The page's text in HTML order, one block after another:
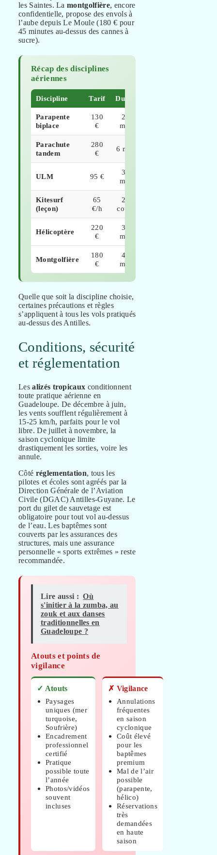
les Saintes. Lamontgolfière, encore
confidentielle, propose des envols à
l’aube depuis Le Moule (180 € pour
45 minutes au-dessus des cannes à
sucre).
Récap des disciplines
aériennes
Discipline Tarif Durée
Parapente
biplace
130
€
25
min
Parachute
tandem
280
€
6 min
ULM 95 €
30
min
Kitesurf
(leçon)
65
€/h
2h
cours
Hélicoptère
220
€
30
min
Montgolfière
180
€
45
min
Quelle que soit la discipline choisie,
certaines précautions et règles
s’appliquent à tous les vols pratiqués
au-dessus des Antilles.
Conditions, sécurité
et réglementation
Lesalizés tropicaux conditionnent
toute pratique aérienne en
Guadeloupe. De décembre à juin,
les vents soufflent régulièrement à
15-25 km/h, parfaits pour le vol
libre. De juillet à novembre, la
saison cyclonique limite
drastiquement les sorties, voire les
annule.
Côté réglementation, tous les
pilotes et écoles sont agréés par la
Direction Générale de l’Aviation
Civile (DGAC) Antilles-Guyane. Le
port du gilet de sauvetage est
obligatoire pour tout vol au-dessus
de l’eau. Les baptêmes sont
couverts par les assurances des
structures, mais une assurance
personnelle « sports extrêmes » reste
recommandée.
Lire aussi : Où
s'initier à la zumba, au
zouk et aux danses
traditionnelles en
Guadeloupe ?
Atouts et points de
vigilance
✓ Atouts
Paysages
uniques (mer
turquoise,
Soufrière)
Encadrement
professionnel
certifié
Pratique
possible toute
l’année
Photos/vidéos
souvent
incluses
✗ Vigilance
Annulations
fréquentes
en saison
cyclonique
Coût élevé
pour les
baptêmes
premium
Mal de l’air
possible
(parapente,
hélico)
Réservations
très
demandées
en haute
saison